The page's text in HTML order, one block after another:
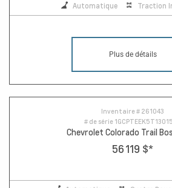
Automatique Traction
Plus de détails
Inventaire # 261043
# de série
Chevrolet Colorado Trail
56 119 $*